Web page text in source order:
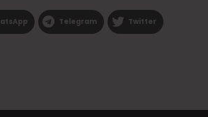
Telegram Twitter